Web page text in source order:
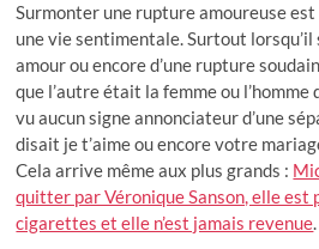
Surmonter une rupture amoureuse
une vie sentimentale. Surtout lorsqu’il
amour ou encore d’une rupture
que l’autre était la femme ou l’homme
vu aucun signe annonciateur d’une
disait je t’aime ou encore votre
Cela arrive même aux plus grands :
quitter par Véronique Sanson, elle est
cigarettes et elle n’est jamais revenue.